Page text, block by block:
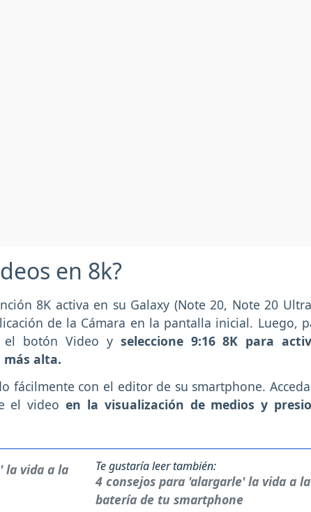
en 8k?
8K activa en su Galaxy (Note 20, Note 20
de la Cámara en la pantalla inicial. Luego,
el botón Video y seleccione 9:16 8K para
más alta.
fácilmente con el editor de su smartphone.
el videoen la visualización de medios y
Te gustaría leer también:
4 consejos para 'alargarle' la vida a la
batería de tu smartphone